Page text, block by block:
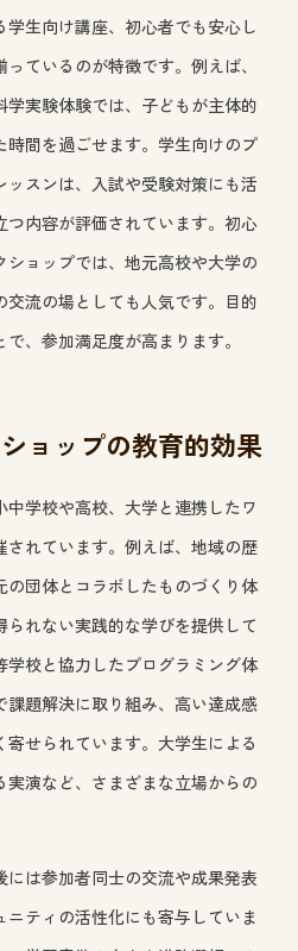
生向け講座、初心者でも安心し
ているのが特徴です。例えば、
実験体験では、子どもが主体的
時間を過ごせます。学生向けのプ
ッスンは、入試や受験対策にも活
内容が評価されています。初心
ョップでは、地元高校や大学の
流の場としても人気です。目的
、参加満足度が高まります。
ョップの教育的効果
学校や高校、大学と連携したワ
れています。例えば、地域の歴
の団体とコラボしたものづくり体
れない実践的な学びを提供して
学校と協力したプログラミング体
題解決に取り組み、高い達成感
せられています。大学生による
演など、さまざまな立場からの
には参加者同士の交流や成果発表
ティの活性化にも寄与していま